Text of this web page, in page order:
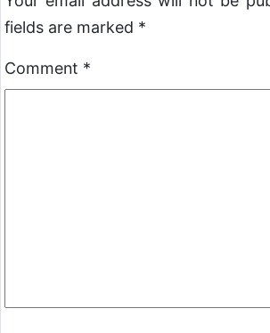
fields are marked *
Comment *